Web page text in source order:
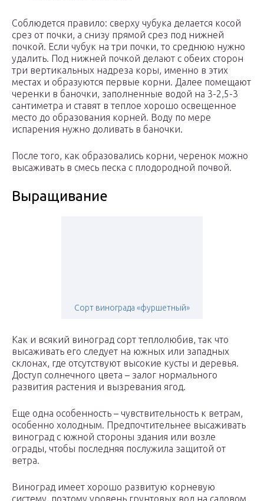
Соблюдется правило: сверху чубука делается косой
срез от почки, а снизу прямой срез под нижней
почкой. Если чубук на три почки, то среднюю нужно
удалить. Под нижней почкой делают с обеих сторон
три вертикальных надреза коры, именно в этих
местах и образуются первые корни. Далее помещают
черенки в баночки, заполненные водой на 3-2,5-3
сантиметра и ставят в теплое хорошо освещенное
место до образования корней. Воду по мере
испарения нужно доливать в баночки.
После того, как образовались корни, черенок можно
высаживать в смесь песка с плодородной почвой.
Выращивание
Сорт винограда «фуршетный»
Как и всякий виноград сорт теплолюбив, так что
высаживать его следует на южных или западных
склонах, где отсутствуют высокие кусты и деревья.
Доступ солнечного цвета – залог нормального
развития растения и вызревания ягод.
Еще одна особенность – чувствительность к ветрам,
особенно холодным. Предпочтительнее высаживать
виноград с южной стороны здания или возле
ограды, чтобы последняя послужила защитой от
ветра.
Виноград имеет хорошо развитую корневую
систему, поэтому уровень грунтовых вод на садовом